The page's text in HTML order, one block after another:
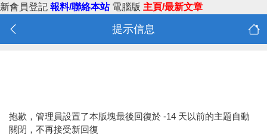
新會員登記 報料/聯絡本站 電腦版 主頁/最新文章
提示信息
抱歉，管理員設置了本版塊最後回復於 -14 天以前的主題自動
關閉，不再接受新回復